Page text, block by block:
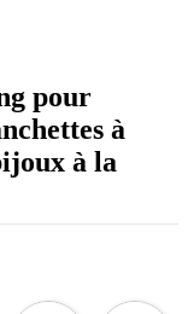
pour
à
à la